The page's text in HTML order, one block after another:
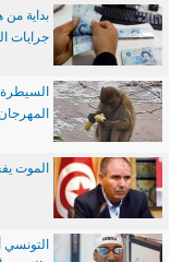
بداية
جرايات
الموت
التونسي